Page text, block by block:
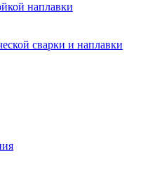
наплавки
сварки и наплавки